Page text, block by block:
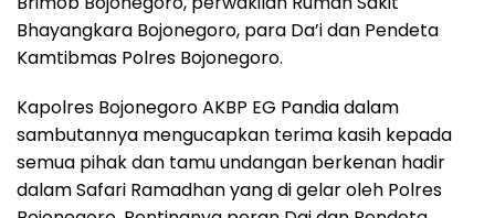
Bhayangkara Bojonegoro, para Da’i dan Pendeta
Kamtibmas Polres Bojonegoro.
Kapolres Bojonegoro AKBP EG Pandia dalam
sambutannya mengucapkan terima kasih kepada
semua pihak dan tamu undangan berkenan hadir
dalam Safari Ramadhan yang di gelar oleh Polres